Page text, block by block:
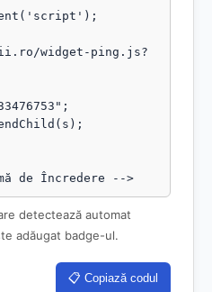
widget-ping.js?
de Încredere -->
detectează automat
adăugat badge-ul.
📋 Copiază codul